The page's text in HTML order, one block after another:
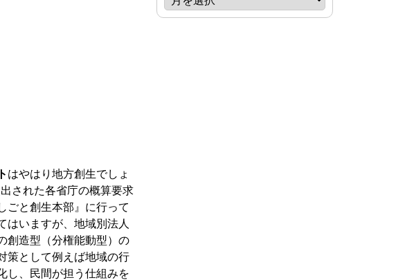
はやはり地方創生でしょ
された各省庁の概算要求
ごと創生本部』に行って
はいますが、地域別法人
創造型（分権能動型）の
策として例えば地域の行
し、民間が担う仕組みを